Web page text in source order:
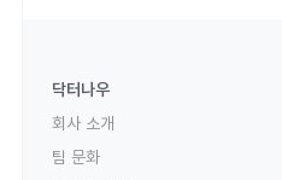
닥터나우
회사 소개
팀 문화